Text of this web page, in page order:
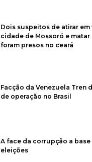
Dois suspeitos de atirar em
cidade de Mossoró e matar
foram presos no ceará
Facção da Venezuela Tren
de operação no Brasil
A face da corrupção a
eleições